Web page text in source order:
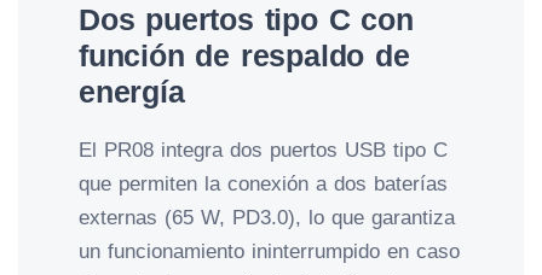
Dos puertos tipo C con
función de respaldo de
energía
El PR08 integra dos puertos USB tipo C
que permiten la conexión a dos baterías
externas (65 W, PD3.0), lo que garantiza
un funcionamiento ininterrumpido en caso